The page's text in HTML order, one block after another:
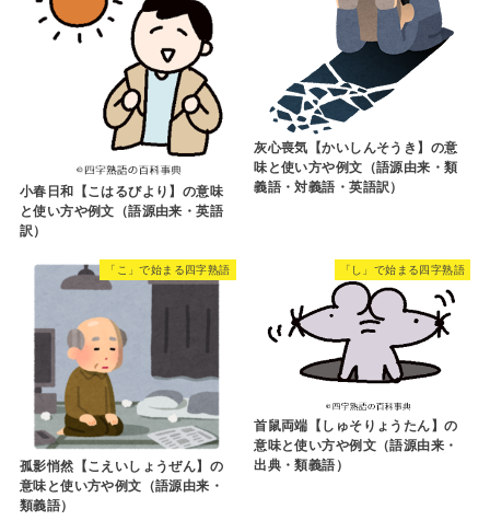
小春日和【こはるびより】の意味
と使い方や例文（語源由来・英語
訳）
灰心喪気【かいしんそうき】の意
味と使い方や例文（語源由来・類
義語・対義語・英語訳）
「こ」で始まる四字熟語
孤影悄然【こえいしょうぜん】の
意味と使い方や例文（語源由来・
類義語）
「し」で始まる四字熟語
首鼠両端【しゅそりょうたん】の
意味と使い方や例文（語源由来・
出典・類義語）